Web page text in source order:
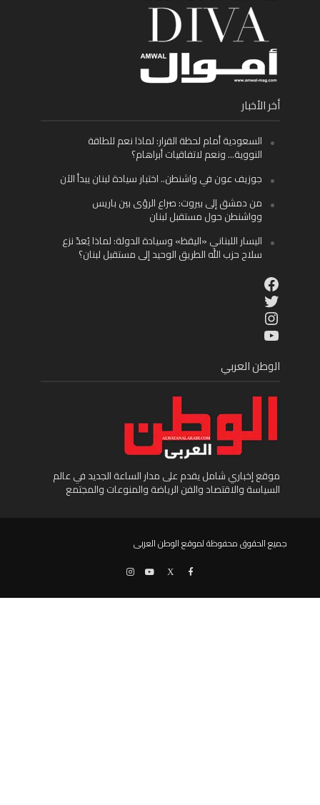
أخر الأخبار
السعودية أمام لحظة القرار: لماذا نعم للطاقة
النووية… ونعم لاتفاقيات أبراهام؟
جوزيف عون في واشنطن.. اختبار سيادة لبنان يبدأ الآن
من دمشق إلى بيروت: صراع الرؤى بين باريس
وواشنطن حول مستقبل لبنان
اليسار اللبناني «اليقظ» وسيادة الدولة: لماذا يُعدّ نزع
سلاح حزب الله الطريق الوحيد إلى مستقبل لبنان؟
Facebook
Twitter
Instagram
YouTube
الوطن العربي
موقع إخباري شامل يقدم على مدار الساعة الجديد في عالم
السياسة والاقتصاد والفن الرياضة والمنوعات والمجتمع
جميع الحقوق محفوظة لموقع الوطن العربى